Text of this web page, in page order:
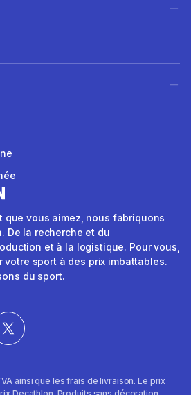
que vous aimez, nous fabriquons
De la recherche et du
et à la logistique. Pour vous,
sport à des prix imbattables.
du sport.
ainsi que les frais de livraison. Le prix